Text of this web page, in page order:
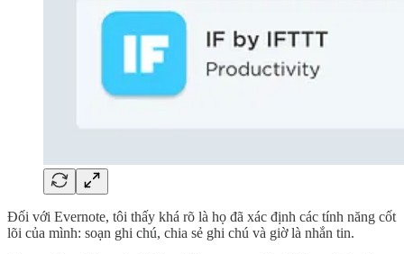
Đối với Evernote, tôi thấy khá rõ là họ đã xác định các tính năng cốt
lõi của mình: soạn ghi chú, chia sẻ ghi chú và giờ là nhắn tin.